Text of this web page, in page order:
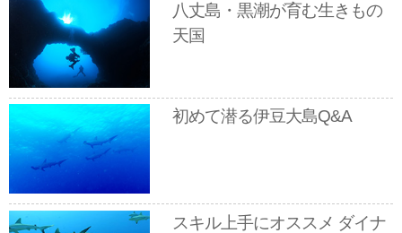
八丈島・黒潮が育む生きもの
天国
初めて潜る伊豆大島Q&A
スキル上手にオススメ ダイナ